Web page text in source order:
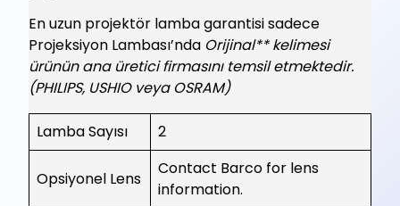
En uzun projektör lamba garantisi sadece
Projeksiyon Lambası’nda Orijinal** kelimesi
ürünün ana üretici firmasını temsil etmektedir.
(PHILIPS, USHIO veya OSRAM)
Lamba Sayısı 2
Opsiyonel Lens
Contact Barco for lens
information.